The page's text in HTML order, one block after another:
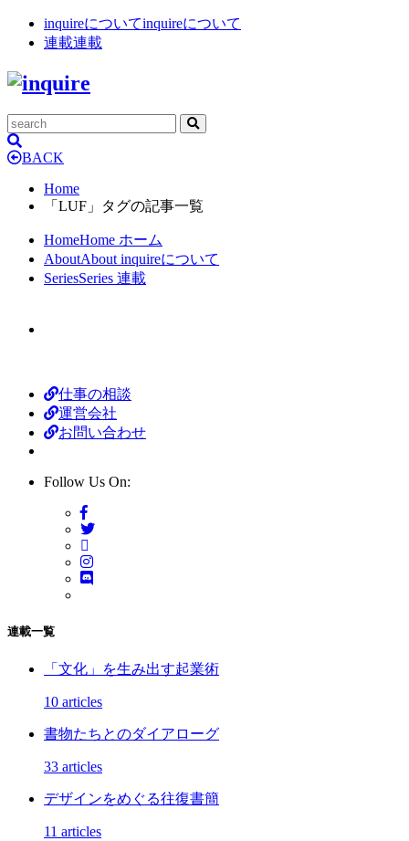
inquireについてinquireについて
連載連載
BACK
Home
「LUF」タグの記事一覧
HomeHome ホーム
AboutAbout inquireについて
SeriesSeries 連載
仕事の相談
運営会社
お問い合わせ
Follow Us On:
連載一覧
「文化」を生み出す起業術
10 articles
書物たちとのダイアローグ
33 articles
デザインをめぐる往復書簡
11 articles